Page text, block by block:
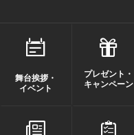
舞台挨拶・
イベント
プレゼント・
キャンペーン